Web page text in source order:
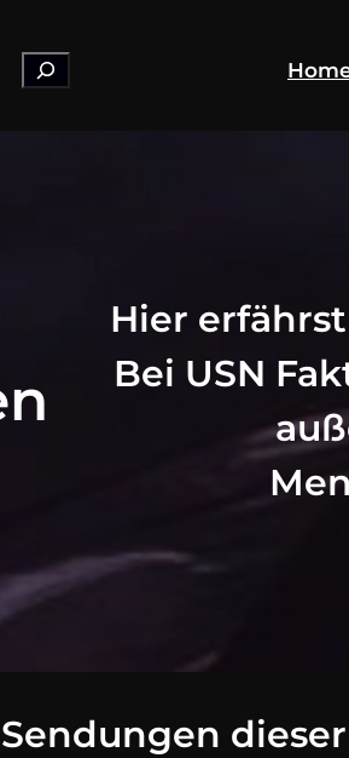
Suchen
Hier
Bei USN
Sendungen